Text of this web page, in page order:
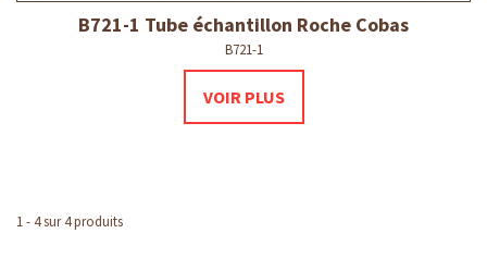
B721-1 Tube échantillon Roche Cobas
B721-1
VOIR PLUS
1 - 4 sur 4 produits